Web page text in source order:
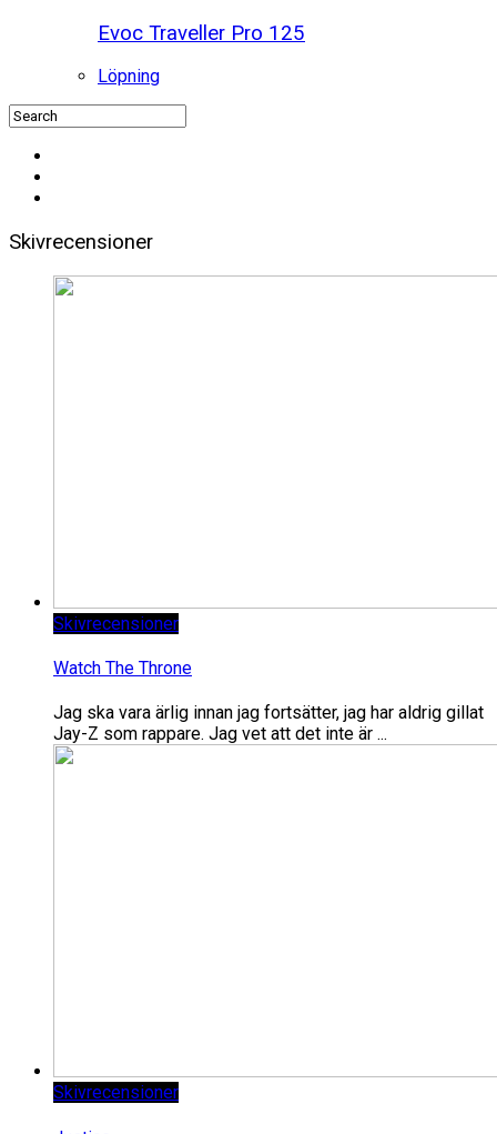
Evoc Traveller Pro 125
Löpning
Skivrecensioner
Skivrecensioner
Watch The Throne
Jag ska vara ärlig innan jag fortsätter, jag har aldrig gillat
Jay-Z som rappare. Jag vet att det inte är ...
Skivrecensioner